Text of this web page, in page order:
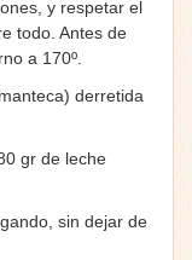
y respetar el
todo. Antes de
a 170º.
derretida
gr de leche
sin dejar de